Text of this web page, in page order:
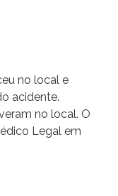
no local e
acidente.
no local. O
Legal em